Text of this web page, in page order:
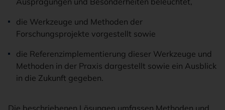
die Werkzeuge und Methoden der
Forschungsprojekte vorgestellt sowie
die Referenzimplementierung dieser Werkzeuge und
Methoden in der Praxis dargestellt sowie ein Ausblick
in die Zukunft gegeben.
Die beschriebenen Lösungen umfassen Methoden und